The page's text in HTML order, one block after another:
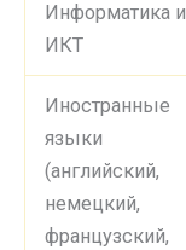
Информатика и
ИКТ
Иностранные
языки
(английский,
немецкий,
французский,